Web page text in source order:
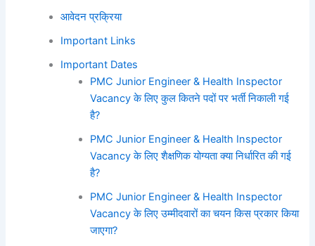
आवेदन प्रक्रिया
Important Links
Important Dates
PMC Junior Engineer & Health Inspector
Vacancy के लिए कुल कितने पदों पर भर्ती निकाली गई
है?
PMC Junior Engineer & Health Inspector
Vacancy के लिए शैक्षणिक योग्यता क्या निर्धारित की गई
है?
PMC Junior Engineer & Health Inspector
Vacancy के लिए उम्मीदवारों का चयन किस प्रकार किया
जाएगा?